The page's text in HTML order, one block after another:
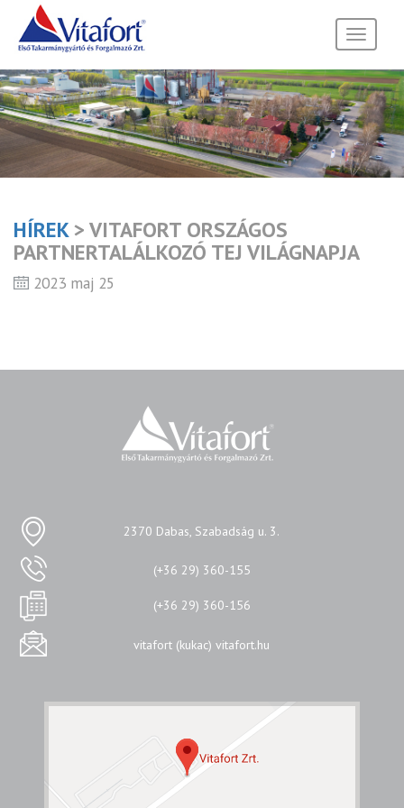
Toggle
HÍREK> VITAFORT ORSZÁGOS
PARTNERTALÁLKOZÓ TEJ VILÁGNAPJA
2023 maj 25
2370 Dabas, Szabadság u. 3.
(+36 29) 360-155
(+36 29) 360-156
vitafort (kukac) vitafort.hu